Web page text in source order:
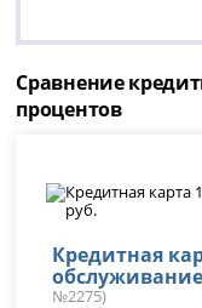
Сравнение
процентов
Кредитная
№2275)